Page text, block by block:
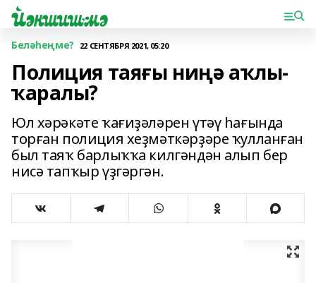
Беләһеңме? 22 СЕНТЯБРЯ 2021, 05:20
Полиция таяғы ниңә аҡлы-
ҡаралы?
Юл хәрәкәте ҡағиҙәләрен үтәү һағында
тор­ған полиция хеҙмәткәр­ҙәре ҡулланған
был таяҡ барлыҡҡа килгәндән алып бер
нисә тапҡыр үҙгәргән.